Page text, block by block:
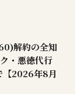
解約の全知
・悪徳代行
【2026年8月